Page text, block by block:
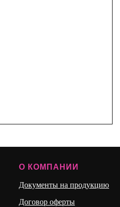
О КОМПАНИИ
Документы на продукцию
Договор оферты